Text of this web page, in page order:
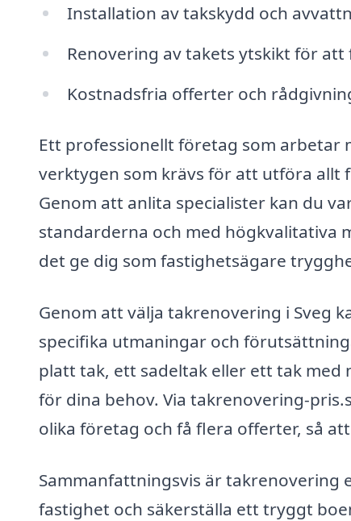
Installation av takskydd och
Renovering av takets ytskikt för
Kostnadsfria offerter och
Ett professionellt företag som arbetar
verktygen som krävs för att utföra
Genom att anlita specialister kan du
standarderna och med högkvalitativa
det ge dig som fastighetsägare
Genom att välja takrenovering i Sveg
specifika utmaningar och
platt tak, ett sadeltak eller ett tak med
för dina behov. Via takrenovering-
olika företag och få flera offerter, så
Sammanfattningsvis är
fastighet och säkerställa ett tryggt